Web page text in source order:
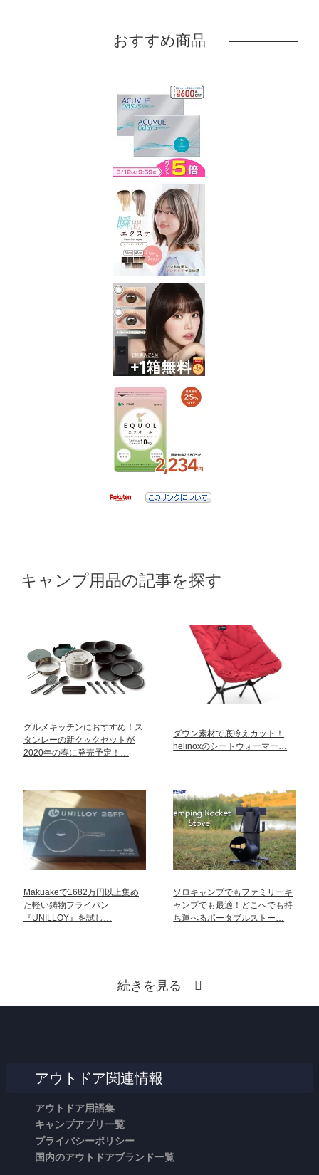
おすすめ商品
キャンプ用品の記事を探す
グルメキッチンにおすすめ！ス
タンレーの新クックセットが
2020年の春に発売予定！…
ダウン素材で底冷えカット！
helinoxのシートウォーマー…
Makuakeで1682万円以上集め
た軽い鋳物フライパン
『UNILLOY』を試し…
ソロキャンプでもファミリーキ
ャンプでも最適！どこへでも持
ち運べるポータブルストー…
続きを見る
アウトドア関連情報
アウトドア用語集
キャンプアプリ一覧
プライバシーポリシー
国内のアウトドアブランド一覧